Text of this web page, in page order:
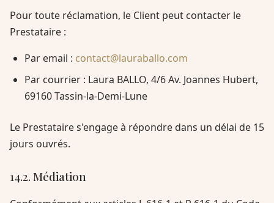
Pour toute réclamation, le Client peut contacter le
Prestataire :
Par email : contact@lauraballo.com
Par courrier : Laura BALLO, 4/6 Av. Joannes Hubert,
69160 Tassin-la-Demi-Lune
Le Prestataire s'engage à répondre dans un délai de 15
jours ouvrés.
14.2. Médiation